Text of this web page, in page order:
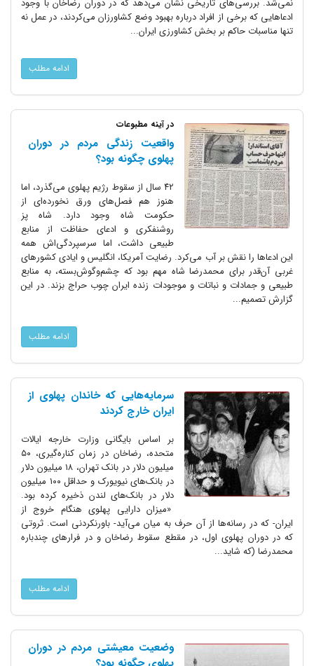
نمی‌شد. بررسی‌های تاریخی نشان می‌دهد که در دوران رضاخان با وجود
ادعاهایی که برخی از افراد درباره بهبود وضع کشاورزان می‌کردند، در عمل نه
تنها مناسبات حاکم بر بخش کشاورزی ایران...
ادامه مطلب
در آینه مطبوعات
واقعیت زندگی مردم در دوران
پهلوی چگونه بود؟
۴۲ سال از سقوط رژیم پهلوی می‌گذرد، اما
هنوز هم فصل‌های ورق نخورده‌ای از
حکومت شاه وجود دارد. شاه پز
روشنفکری و ادعای حفاظت از منابع
طبیعی داشت، اما سرسپردگی‌اش همه
این ادعا‌ها را نقش بر آب می‌کرد. رضایت آمریکا، انگلیس و ایادی کشور‌های
غربی آن‌قدر برای محمدرضا شاه مهم بود که چشم‌وگوش‌بسته، به منابع
طبیعی و جمادات و نباتات و موجودات زنده ایران چوب حراج بزند. در این
گزارش تصمیم...
ادامه مطلب
سرمایه‌هایی که خاندان پهلوی از
ایران خارج کردند
بر اساس بایگانی وزارت خارجه ایالات
متحده، رضاخان در زمان کناره‌گیری، ۵۰
میلیون دلار در بانک تهران، ۱۸ میلیون دلار
در بانک‌های نیویورک و حداقل ۱۰۰ میلیون
دلار در بانک‌های لندن ذخیره کرده بود.
«میزان دارایی پهلوی هنگام خروج از
ایران- که در رسانه‌ها از آن حرف به میان می‌آید- باورنکردنی است. ثروتی
که در دوران پهلوی اول، در مقطع سقوط رضاخان و در فرارهای چندباره
محمدرضا (که شاید...
ادامه مطلب
وضعیت معیشتی مردم در دوران